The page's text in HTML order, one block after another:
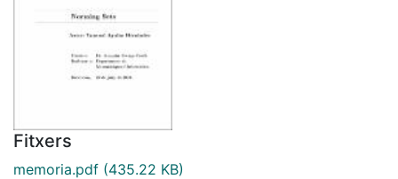
Fitxers
memoria.pdf (435.22 KB)